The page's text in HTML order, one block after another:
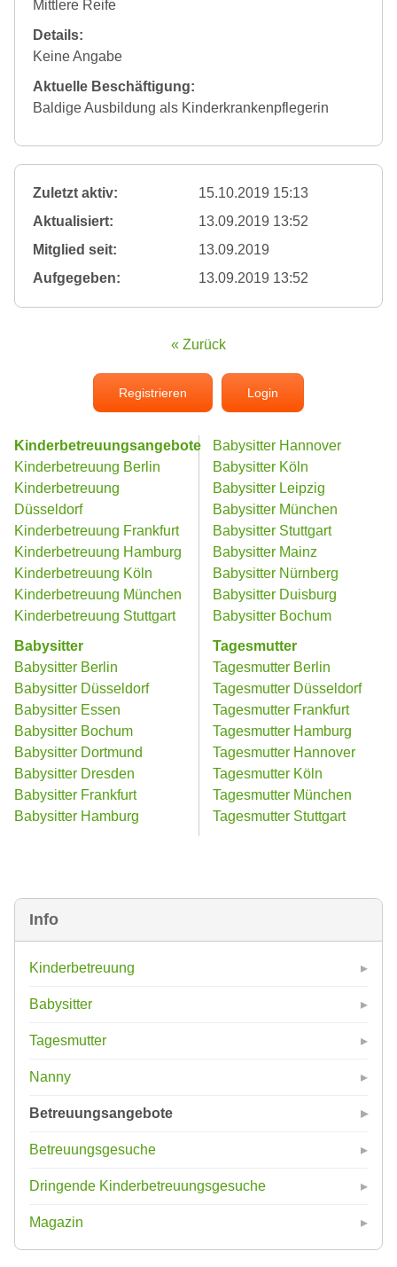
Info
Kinderbetreuung
Babysitter
Tagesmutter
Nanny
Betreuungsangebote
Betreuungsgesuche
Dringende Kinderbetreuungsgesuche
Magazin
Mittlere Reife
Details:
Keine Angabe
Aktuelle Beschäftigung:
Baldige Ausbildung als Kinderkrankenpflegerin
Zuletzt aktiv:
15.10.2019 15:13
Aktualisiert:
13.09.2019 13:52
Mitglied seit:
13.09.2019
Aufgegeben:
13.09.2019 13:52
« Zurück
Registrieren Login
Kinderbetreuungsangebote
Kinderbetreuung Berlin
Kinderbetreuung
Düsseldorf
Kinderbetreuung Frankfurt
Kinderbetreuung Hamburg
Kinderbetreuung Köln
Kinderbetreuung München
Kinderbetreuung Stuttgart
Babysitter
Babysitter Berlin
Babysitter Düsseldorf
Babysitter Essen
Babysitter Bochum
Babysitter Dortmund
Babysitter Dresden
Babysitter Frankfurt
Babysitter Hamburg
Babysitter Hannover
Babysitter Köln
Babysitter Leipzig
Babysitter München
Babysitter Stuttgart
Babysitter Mainz
Babysitter Nürnberg
Babysitter Duisburg
Babysitter Bochum
Tagesmutter
Tagesmutter Berlin
Tagesmutter Düsseldorf
Tagesmutter Frankfurt
Tagesmutter Hamburg
Tagesmutter Hannover
Tagesmutter Köln
Tagesmutter München
Tagesmutter Stuttgart